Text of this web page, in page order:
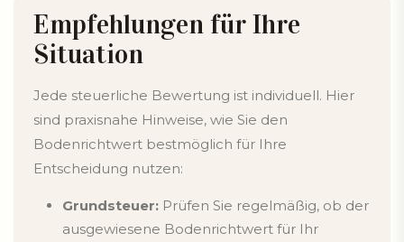
Empfehlungen für Ihre
Situation
Jede steuerliche Bewertung ist individuell. Hier
sind praxisnahe Hinweise, wie Sie den
Bodenrichtwert bestmöglich für Ihre
Entscheidung nutzen:
Grundsteuer: Prüfen Sie regelmäßig, ob der
ausgewiesene Bodenrichtwert für Ihr